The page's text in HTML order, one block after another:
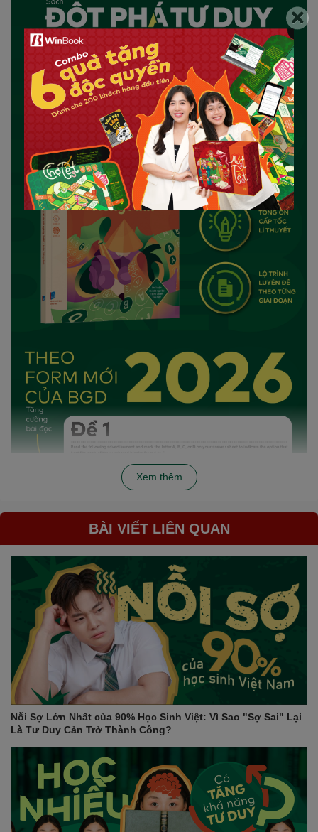
Xem thêm
BÀI VIẾT LIÊN QUAN
Nỗi Sợ Lớn Nhất của 90% Học Sinh Việt: Vì Sao "Sợ Sai" Lại
Là Tư Duy Cản Trở Thành Công?